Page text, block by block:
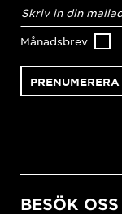
postadress*
Månadsbrev
BESÖK OSS